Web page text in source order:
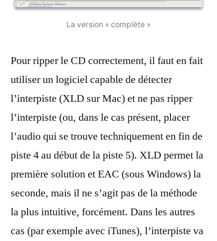
La version « complète »
Pour ripper le CD correctement, il faut en fait
utiliser un logiciel capable de détecter
l’interpiste (XLD sur Mac) et ne pas ripper
l’interpiste (ou, dans le cas présent, placer
l’audio qui se trouve techniquement en fin de
piste 4 au début de la piste 5). XLD permet la
première solution et EAC (sous Windows) la
seconde, mais il ne s’agit pas de la méthode
la plus intuitive, forcément. Dans les autres
cas (par exemple avec iTunes), l’interpiste va